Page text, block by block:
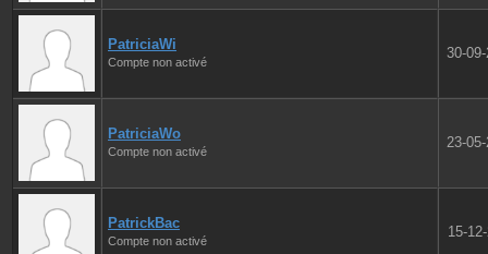
PatriciaWi
Compte non activé
30-
PatriciaWo
Compte non activé
23-
PatrickBac
Compte non activé
15-